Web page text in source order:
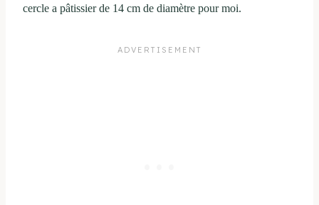
cercle a pâtissier de 14 cm de diamètre pour moi.